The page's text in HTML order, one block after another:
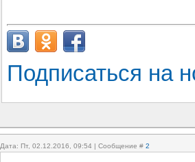
Подписаться на
Дата: Пт, 02.12.2016, 09:54 | Сообщение # 2